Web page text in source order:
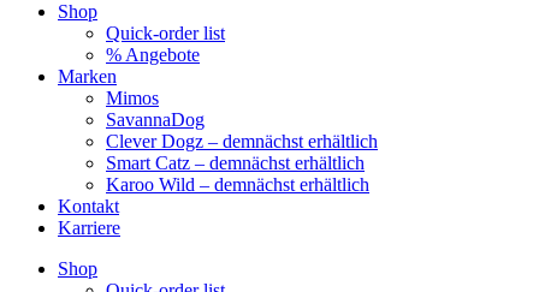
Shop
Quick-order list
% Angebote
Marken
Mimos
SavannaDog
Clever Dogz – demnächst erhältlich
Smart Catz – demnächst erhältlich
Karoo Wild – demnächst erhältlich
Kontakt
Karriere
Shop